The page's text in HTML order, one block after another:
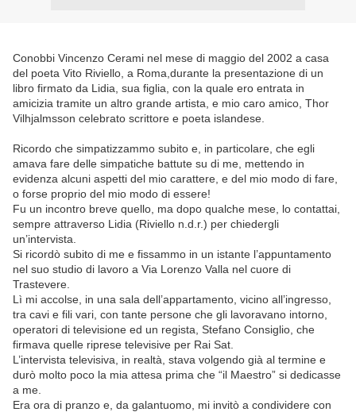
Conobbi Vincenzo Cerami nel mese di maggio del 2002 a casa
del poeta Vito Riviello, a Roma,durante la presentazione di un
libro firmato da Lidia, sua figlia, con la quale ero entrata in
amicizia tramite un altro grande artista, e mio caro amico, Thor
Vilhjalmsson celebrato scrittore e poeta islandese.
Ricordo che simpatizzammo subito e, in particolare, che egli
amava fare delle simpatiche battute su di me, mettendo in
evidenza alcuni aspetti del mio carattere, e del mio modo di fare,
o forse proprio del mio modo di essere!
Fu un incontro breve quello, ma dopo qualche mese, lo contattai,
sempre attraverso Lidia (Riviello n.d.r.) per chiedergli
un’intervista.
Si ricordò subito di me e fissammo in un istante l’appuntamento
nel suo studio di lavoro a Via Lorenzo Valla nel cuore di
Trastevere.
Lì mi accolse, in una sala dell’appartamento, vicino all’ingresso,
tra cavi e fili vari, con tante persone che gli lavoravano intorno,
operatori di televisione ed un regista, Stefano Consiglio, che
firmava quelle riprese televisive per Rai Sat.
L’intervista televisiva, in realtà, stava volgendo già al termine e
durò molto poco la mia attesa prima che “il Maestro” si dedicasse
a me.
Era ora di pranzo e, da galantuomo, mi invitò a condividere con